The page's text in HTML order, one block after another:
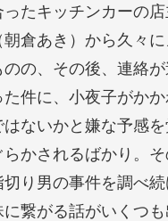
ったキッチンカーの
朝倉あき）から久々
の、その後、連絡が
た件に、小夜子がかか
はないかと嫌な予感を
かされるばかり。そ
り男の事件を調べ続
繋がる話がいくつも